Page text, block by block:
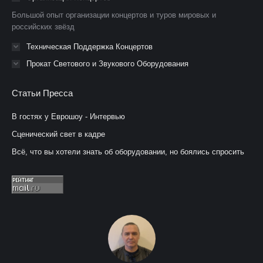
окне окне окне
Большой опыт организации концертов и туров мировых и
российских звёзд
Техническая Поддержка Концертов
Прокат Светового и Звукового Оборудования
Статьи Пресса
В гостях у Еврошоу - Интервью
Сценический свет в кадре
Всё, что вы хотели знать об оборудовании, но боялись спросить